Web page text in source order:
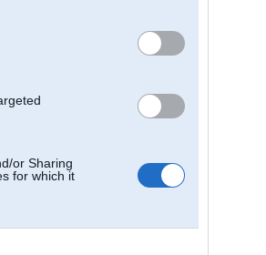
or Sharing
for which it
ir vairāk simboliska.
kā krievi reaģēs. Pēc tam jau ļoti iespējams dos zaļo
Nevarēja kaut kā paātrinātā tempā to krievu notestēt, nu tā